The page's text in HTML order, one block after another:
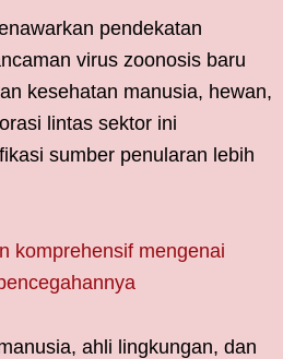
pendekatan
virus zoonosis baru
kesehatan manusia, hewan,
lintas sektor ini
sumber penularan lebih
komprehensif mengenai
ahli lingkungan, dan